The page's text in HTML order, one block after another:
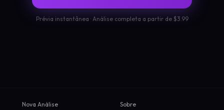
Prévia instantânea · Análise completa a partir de $3.99
Nova Análise
Sobre